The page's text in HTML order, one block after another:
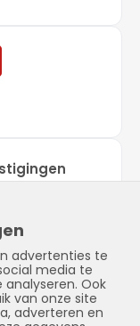
7
Stadskanaal
advertenties te
media te
Ook
van onze site
adverteren en